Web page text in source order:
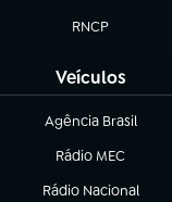
RNCP
(abre em nova
Veículos
Agência Brasil
(abre em nova aba)
Rádio MEC
(abre em nova aba)
Rádio Nacional